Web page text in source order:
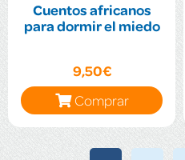
Cuentos africanos
para dormir el miedo
9,50€
Comprar